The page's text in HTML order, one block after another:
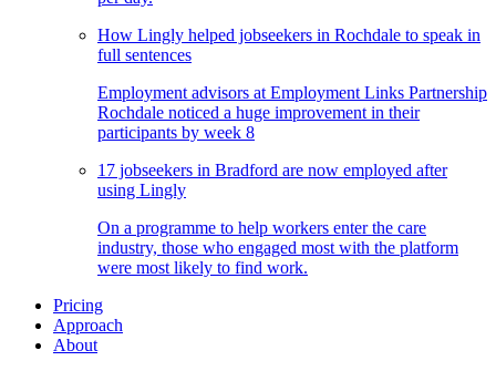
How Lingly helped jobseekers in Rochdale to speak in
full sentences
Employment advisors at Employment Links Partnership
Rochdale noticed a huge improvement in their
participants by week 8
17 jobseekers in Bradford are now employed after
using Lingly
On a programme to help workers enter the care
industry, those who engaged most with the platform
were most likely to find work.
Pricing
Approach
About